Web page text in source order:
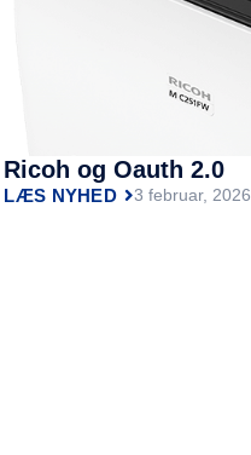
Ricoh og Oauth 2.0
LÆS NYHED 3 februar, 2026